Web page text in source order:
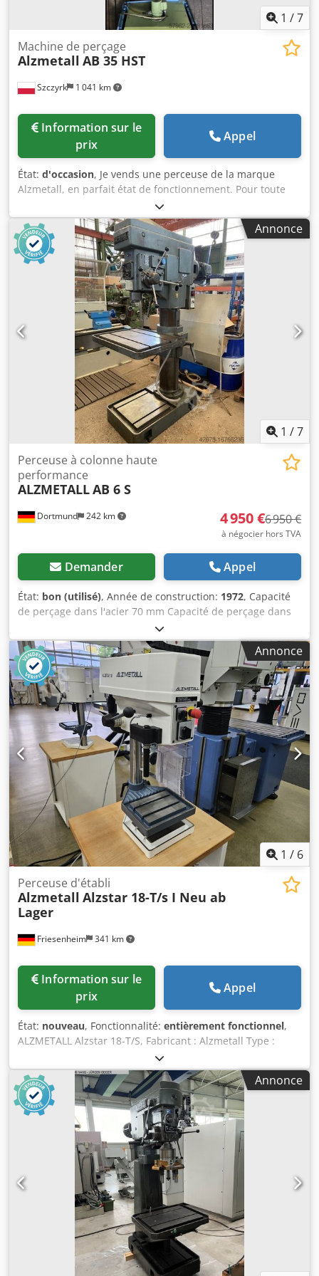
1 /7
Szczyrk 1 041 km
Machine de perçage
Alzmetall AB 35 HST
prix
Appel
État: d'occasion, Je vends une perceuse de la marque
Alzmetall, en parfait état de fonctionnement. Pour toute
question, n’hésitez pas à me contacter. Credpfx Agezcg
Rtsdof
Annonce
1 /7
Dortmund 242 km
Perceuse à colonne haute
performance
ALZMETALLAB 6 S
4 950 €6 950 €
à négocier hors TVA
Demander Appel
État: bon (utilisé), Année de construction: 1972, Capacité
de perçage dans l'acier 70 mm Capacité de perçage dans
la fonte 80 mm Logement de broche MK 5 Portée de la
broche 400 mm Course de la broche 240 mm Diamètre de
la colonne 250 mm Crjdpfx Agot Uzk Rsdsf Plage de vitesse
de rotation, en continu 45 - 1325 tr/min 5 avances 0,1,
0,14, 0,2, 0,28, 0,4 mm/tr Dimensions de la table 880 x 660
mm Puissance du moteur 3 kW Dimensions L x l x H 880 x
1200 x 2500 mm Poids de la machine 1400 kg Accessoires /
caractéristiques particulières : - Réglage en continu de la
vitesse de rotation par engrenage PIV et réducteur
primaire - Grande table de serrage 880 x 660 mm - Avance
par levier en croix - Grand réglage de la profondeur de
perçage avec butée fixe 240 mm - Table pivotante - Bouton
d'arrêt d'urgence - Système d'arrosage Siegfried Volz
Machines-outils Rüschebrinkstr. 151-153 DE - 44143
Dortmund - Wambel
Annonce
1 / 6
Friesenheim 341 km
Perceuse d'établi
Alzmetall Alzstar 18-T/s I Neu ab
Lager
prix
Appel
État: nouveau, Fonctionnalité: entièrement fonctionnel,
ALZMETALL Alzstar 18-T/S, Fabricant : Alzmetall Type :
Alzstar 18-T/S État : Neuf / Machine de démonstration
Capacité de perçage dans l’acier St 60 : 18 mm, Taraudage
dans l’acier St 60 : M 12, Taraudage dans la fonte GG 20 :
M 14, Mandrin court : MK 2, Vitesse de broche : 225-
4 300 tr/min, Course de broche : 80 mm, Portée : 190 mm,
Crsdpsy S Au Uefx Agdjf Diamètre de la colonne : 65 mm,
Table de la machine – surface utile : 300 x 240 mm,
Nombre de rainures en T – largeur – espacement : 2 x 12 x
80 mm, Distance broche-table de la machine min./max. :
75/357 mm, Base de la machine – surface utile : 300 x
240 mm, Nombre de rainures en T – largeur –
espacement : 2 x 12 x 80 mm, Distance broche-base
min./max. : 437/437 mm, Avance manuelle, Réglage de la
hauteur de la table de la machine : par manivelle,
Puissance totale requise : 0,37/0,55 kW, Hauteur de la
Annonce